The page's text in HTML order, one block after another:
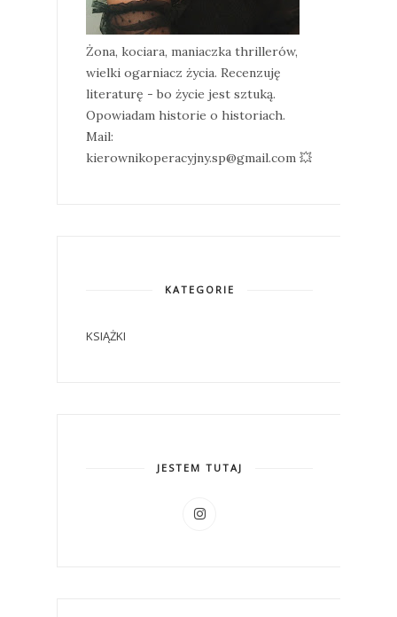
Żona, kociara, maniaczka thrillerów,
wielki ogarniacz życia. Recenzuję
literaturę - bo życie jest sztuką.
Opowiadam historie o historiach.
Mail:
kierownikoperacyjny.sp@gmail.com 💥
KATEGORIE
KSIĄŻKI
JESTEM TUTAJ